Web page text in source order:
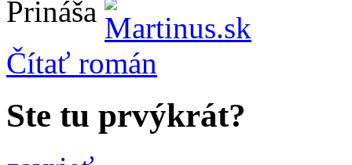
Prináša
Čítať román
Ste tu prvýkrát?